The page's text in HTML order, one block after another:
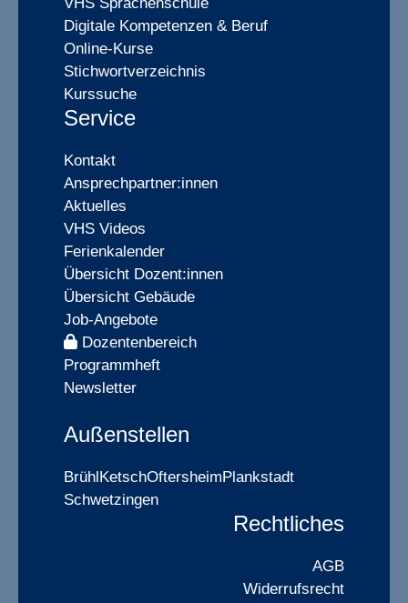
Digitale Kompetenzen & Beruf
Online-Kurse
Stichwortverzeichnis
Kurssuche
Service
Kontakt
Ansprechpartner:innen
Aktuelles
VHS Videos
Ferienkalender
Übersicht Dozent:innen
Übersicht Gebäude
Job-Angebote
Dozentenbereich
Programmheft
Newsletter
Außenstellen
BrühlKetschOftersheimPlankstadt
Schwetzingen
Rechtliches
AGB
Widerrufsrecht